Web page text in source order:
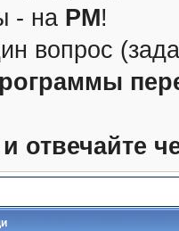
- на PM!
вопрос
отвечайте